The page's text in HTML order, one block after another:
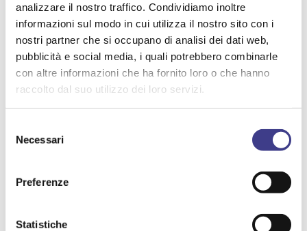
analizzare il nostro traffico. Condividiamo inoltre
informazioni sul modo in cui utilizza il nostro sito con i
nostri partner che si occupano di analisi dei dati web,
pubblicità e social media, i quali potrebbero combinarle
con altre informazioni che ha fornito loro o che hanno
raccolto dal suo utilizzo dei loro servizi.
delNecessari
Preferenze
Statistiche